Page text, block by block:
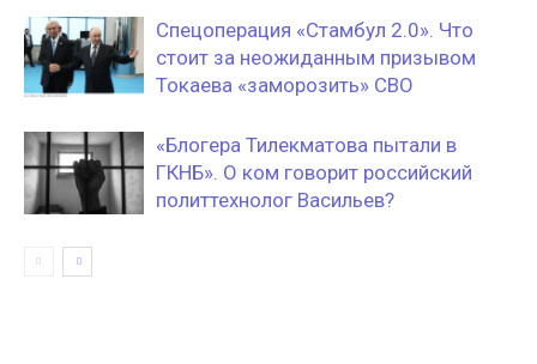
Спецоперация «Стамбул 2.0». Что
стоит за неожиданным призывом
Токаева «заморозить» СВО
«Блогера Тилекматова пытали в
ГКНБ». О ком говорит российский
политтехнолог Васильев?